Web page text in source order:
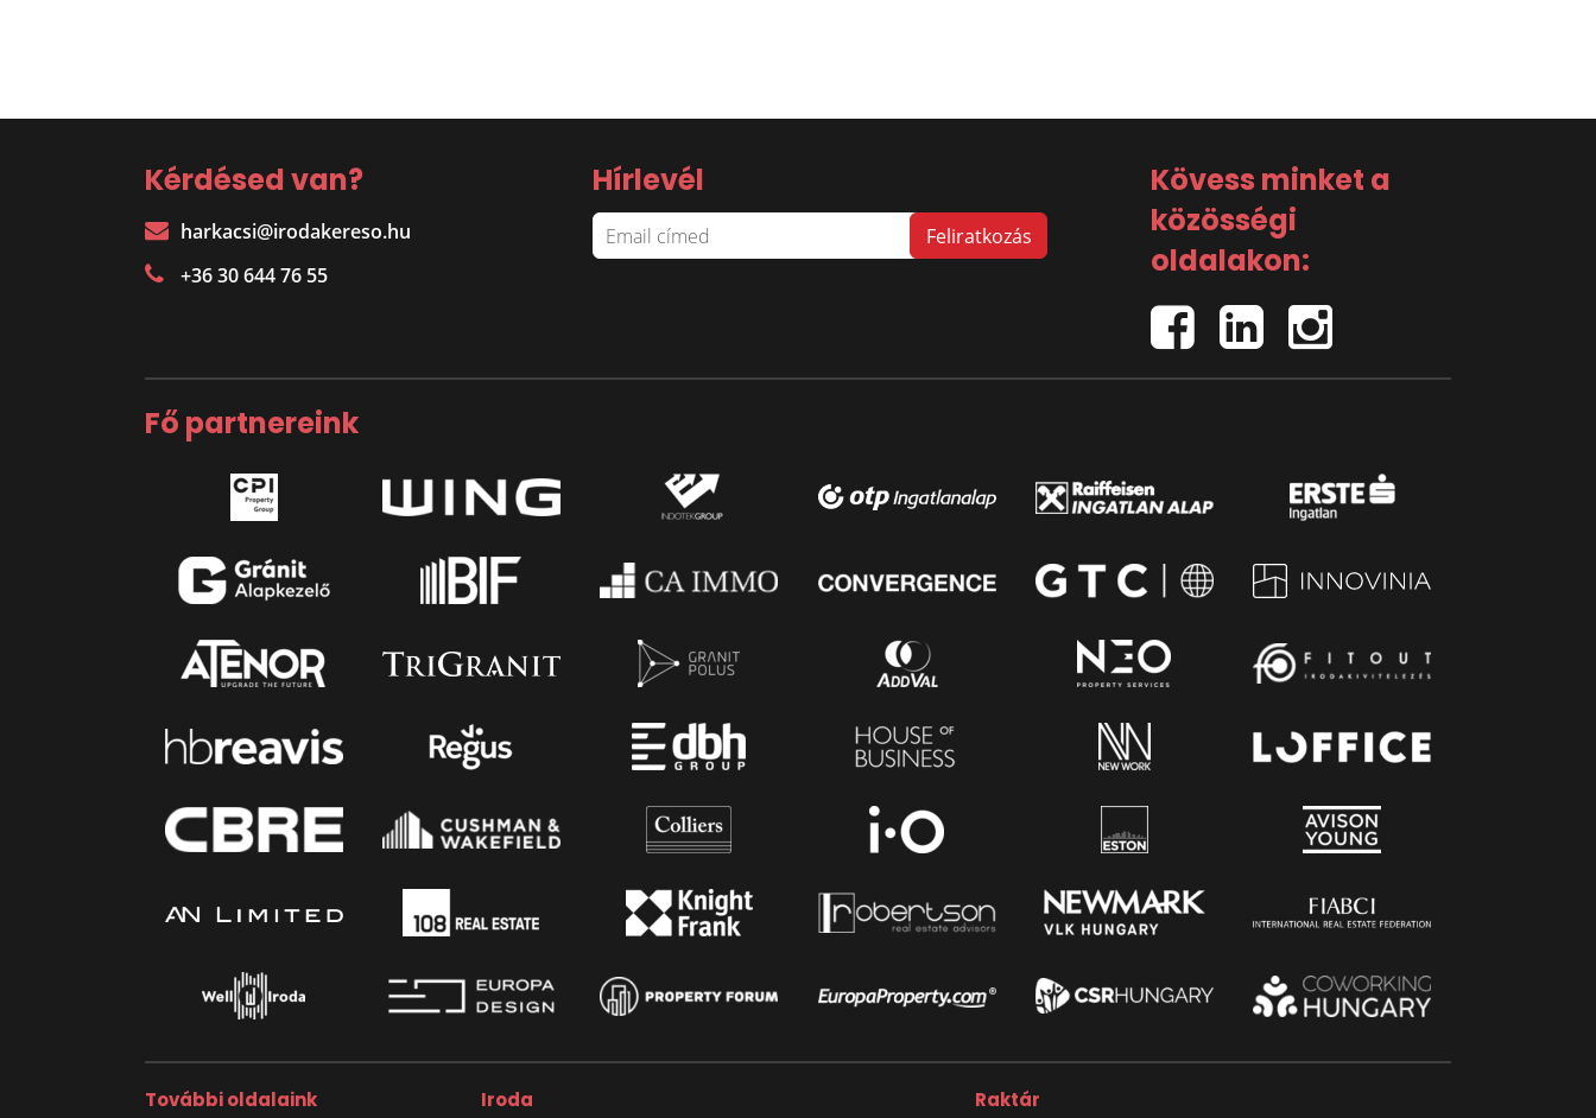
Kérdésed van?
harkacsi@irodakereso.hu
+36 30 644 76 55
Hírlevél
Kövess minket a
közösségi
oldalakon:
Fő partnereink
További oldalaink Iroda Raktár